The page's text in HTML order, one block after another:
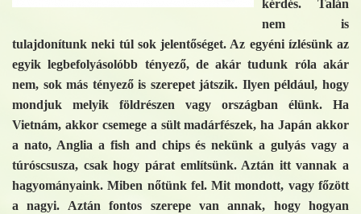
kérdés. Talán
nem is
tulajdonítunk neki túl sok jelentőséget. Az egyéni ízlésünk az
egyik legbefolyásolóbb tényező, de akár tudunk róla akár
nem, sok más tényező is szerepet játszik. Ilyen például, hogy
mondjuk melyik földrészen vagy országban élünk. Ha
Vietnám, akkor csemege a sült madárfészek, ha Japán akkor
a nato, Anglia a fish and chips és nekünk a gulyás vagy a
túróscsusza, csak hogy párat említsünk. Aztán itt vannak a
hagyományaink. Miben nőtünk fel. Mit mondott, vagy főzött
a nagyi. Aztán fontos szerepe van annak, hogy hogyan